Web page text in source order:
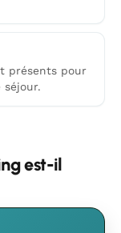
présents pour
est-il